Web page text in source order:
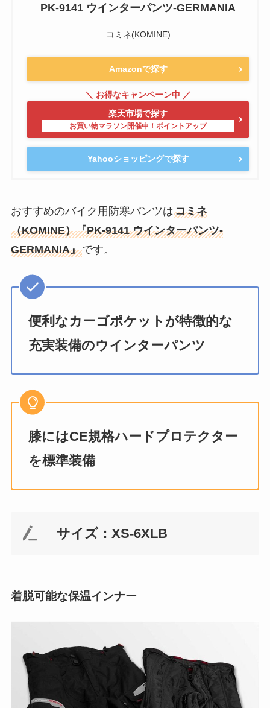
PK-9141 ウインターパンツ-GERMANIA
コミネ(KOMINE)
Amazonで探す
楽天市場で探す
Yahooショッピングで探す
おすすめのバイク用防寒パンツはコミネ
（KOMINE）『PK-9141 ウインターパンツ-
GERMANIA』です。
便利なカーゴポケットが特徴的な
充実装備のウインターパンツ
膝にはCE規格ハードプロテクター
を標準装備
サイズ：XS-6XLB
着脱可能な保温インナー